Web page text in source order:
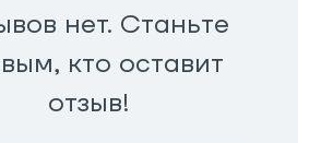
нет. Станьте
кто оставит
отзыв!